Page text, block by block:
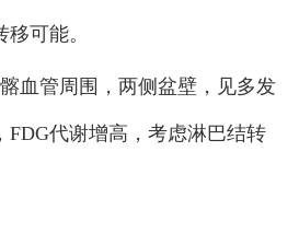
可能。
血管周围，两侧盆壁，见多发
FDG代谢增高，考虑淋巴结转